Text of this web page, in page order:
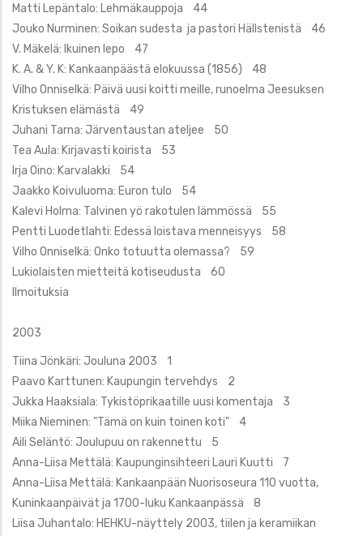
Matti Lepäntalo: Lehmäkauppoja 44
Jouko Nurminen: Soikan sudesta ja pastori Hällstenistä 46
V. Mäkelä: Ikuinen lepo 47
K. A. & Y. K: Kankaanpäästä elokuussa (1856) 48
Vilho Onniselkä: Päivä uusi koitti meille, runoelma Jeesuksen
Kristuksen elämästä 49
Juhani Tarna: Järventaustan ateljee 50
Tea Aula: Kirjavasti koirista 53
Irja Oino: Karvalakki 54
Jaakko Koivuluoma: Euron tulo 54
Kalevi Holma: Talvinen yö rakotulen lämmössä 55
Pentti Luodetlahti: Edessä loistava menneisyys 58
Vilho Onniselkä: Onko totuutta olemassa? 59
Lukiolaisten mietteitä kotiseudusta 60
Ilmoituksia
2003
Tiina Jönkäri: Jouluna 2003 1
Paavo Karttunen: Kaupungin tervehdys 2
Jukka Haaksiala: Tykistöprikaatille uusi komentaja 3
Miika Nieminen: "Tämä on kuin toinen koti" 4
Aili Seläntö: Joulupuu on rakennettu 5
Anna-Liisa Mettälä: Kaupunginsihteeri Lauri Kuutti 7
Anna-Liisa Mettälä: Kankaanpään Nuorisoseura 110 vuotta,
Kuninkaanpäivät ja 1700-luku Kankaanpässä 8
Liisa Juhantalo: HEHKU-näyttely 2003, tiilen ja keramiikan